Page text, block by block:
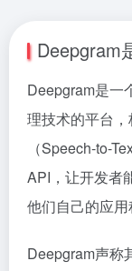
Deepgram
Deepgram是一
理技术的平台
（Speech-to-
API，让开发者
他们自己的应用
Deepgram声称